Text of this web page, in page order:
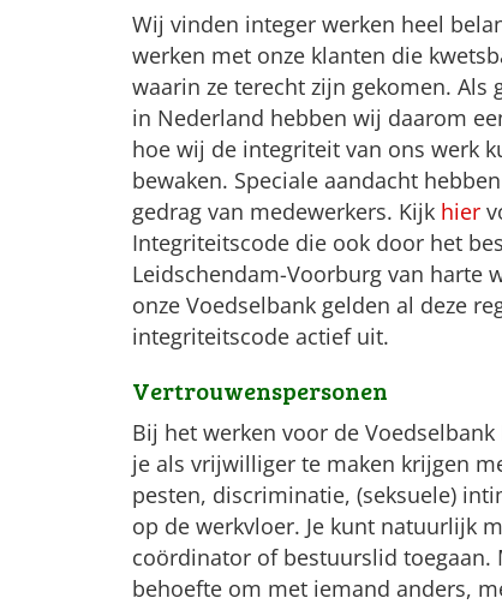
Wij vinden integer werken heel
werken met onze klanten die
waarin ze terecht zijn gekomen. Als
in Nederland hebben wij daarom
hoe wij de integriteit van ons werk
bewaken. Speciale aandacht
gedrag van medewerkers. Kijk hier
Integriteitscode die ook door het
Leidschendam-Voorburg van harte
onze Voedselbank gelden al deze
integriteitscode actief uit.
Vertrouwenspersonen
Bij het werken voor de
je als vrijwilliger te maken krijgen
pesten, discriminatie, (seksuele)
op de werkvloer. Je kunt natuurlijk
coördinator of bestuurslid toegaan.
behoefte om met iemand anders,